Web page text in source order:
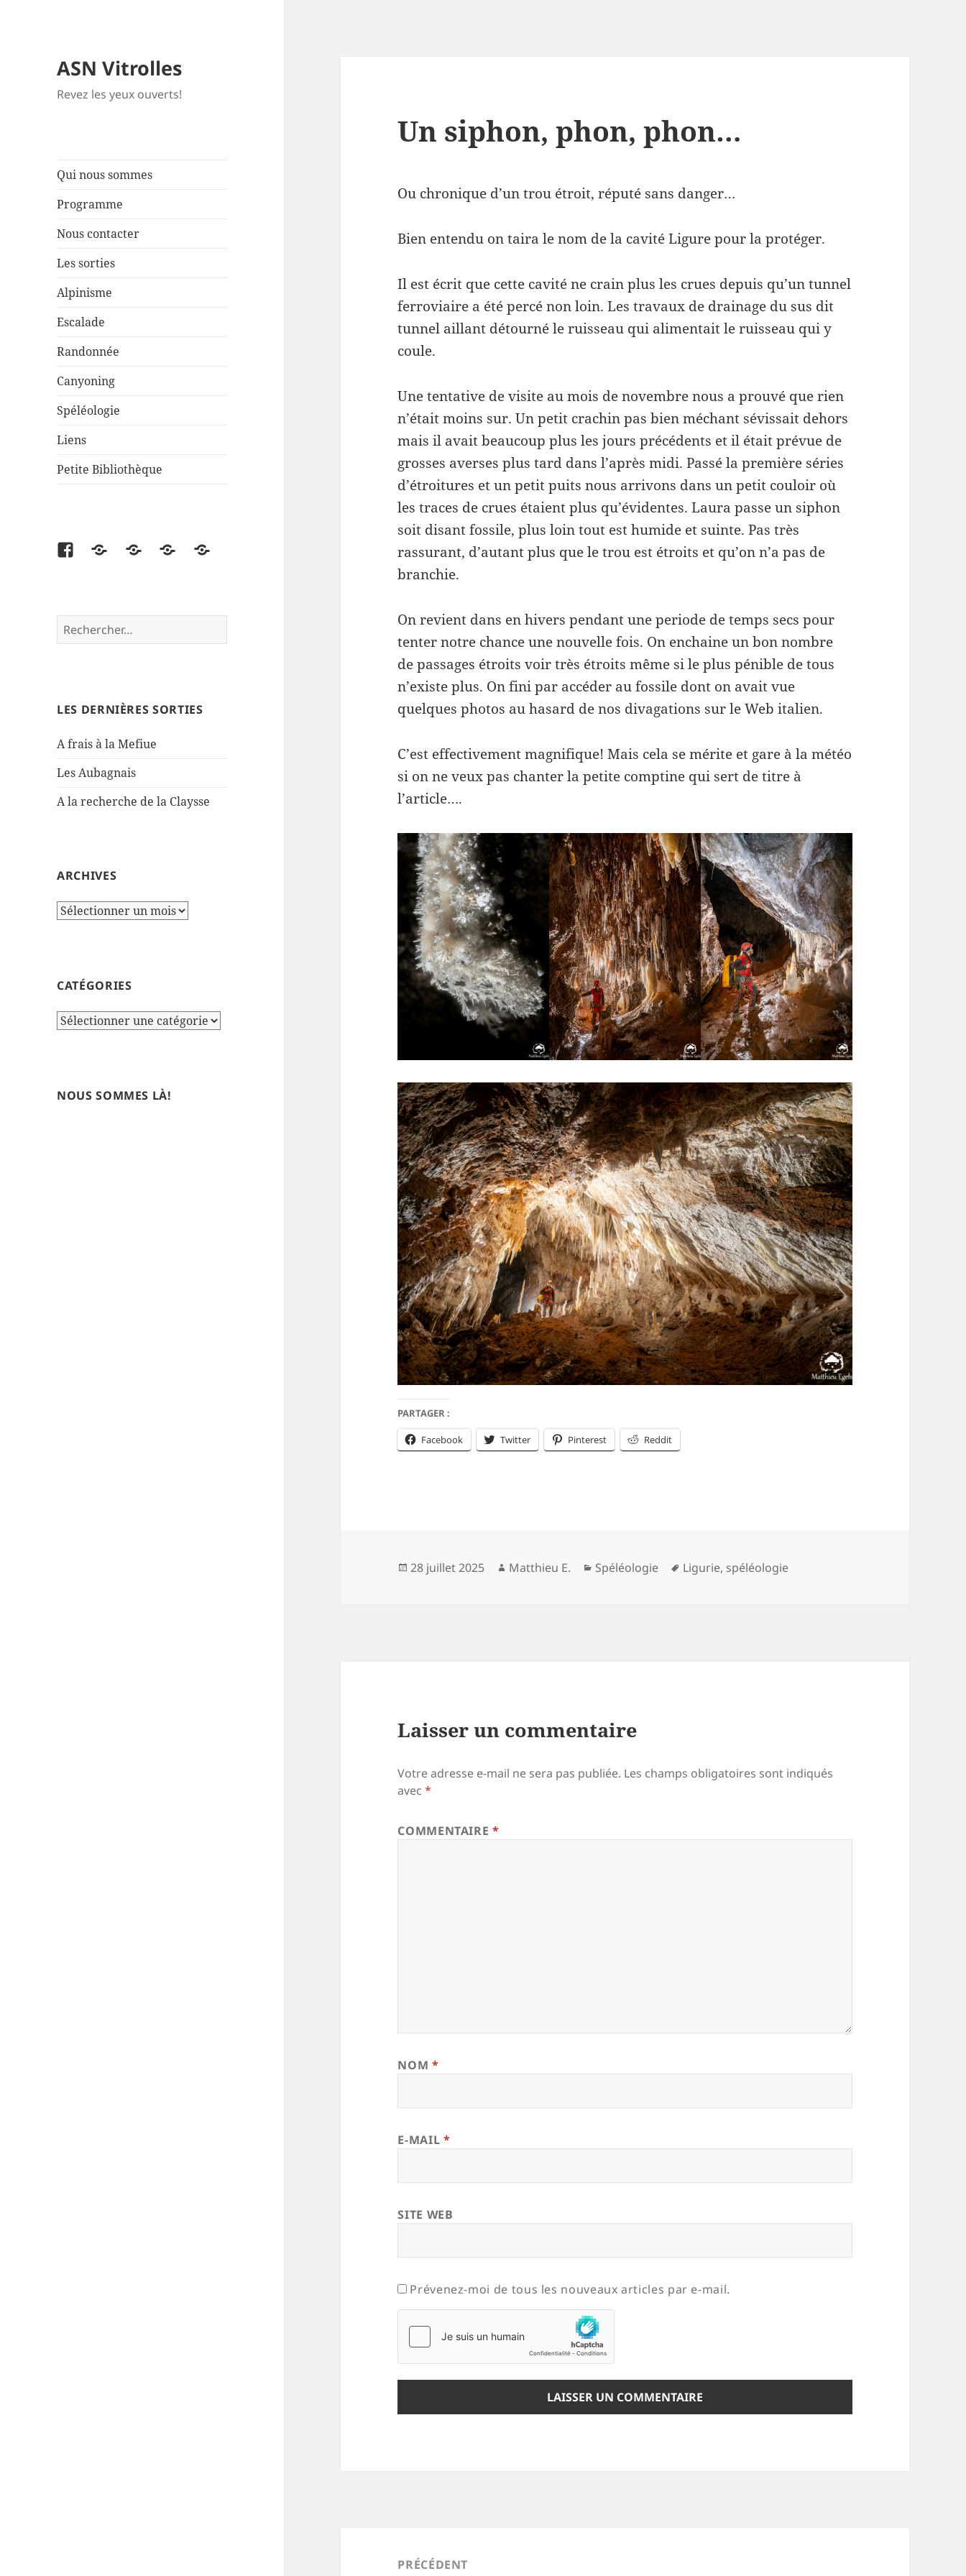
ASN Vitrolles
Revez les yeux ouverts!
Qui nous sommes
Programme
Nous contacter
Les sorties
Alpinisme
Escalade
Randonnée
Canyoning
Spéléologie
Liens
Petite Bibliothèque
FacebookPartenaire
Liens CartesPetite
Rechercher :
LES DERNIÈRES SORTIES
A frais à la Mefiue
Les Aubagnais
A la recherche de la Claysse
ARCHIVES
Archives
CATÉGORIES
Catégories
NOUS SOMMES LÀ!
Un siphon, phon, phon…
Ou chronique d’un trou étroit, réputé sans danger…
Bien entendu on taira le nom de la cavité Ligure pour la protéger.
Il est écrit que cette cavité ne crain plus les crues depuis qu’un tunnel
ferroviaire a été percé non loin. Les travaux de drainage du sus dit
tunnel aillant détourné le ruisseau qui alimentait le ruisseau qui y
coule.
Une tentative de visite au mois de novembre nous a prouvé que rien
n’était moins sur. Un petit crachin pas bien méchant sévissait dehors
mais il avait beaucoup plus les jours précédents et il était prévue de
grosses averses plus tard dans l’après midi. Passé la première séries
d’étroitures et un petit puits nous arrivons dans un petit couloir où
les traces de crues étaient plus qu’évidentes. Laura passe un siphon
soit disant fossile, plus loin tout est humide et suinte. Pas très
rassurant, d’autant plus que le trou est étroits et qu’on n’a pas de
branchie.
On revient dans en hivers pendant une periode de temps secs pour
tenter notre chance une nouvelle fois. On enchaine un bon nombre
de passages étroits voir très étroits même si le plus pénible de tous
n’existe plus. On fini par accéder au fossile dont on avait vue
quelques photos au hasard de nos divagations sur le Web italien.
C’est effectivement magnifique! Mais cela se mérite et gare à la météo
si on ne veux pas chanter la petite comptine qui sert de titre à
l’article….
PARTAGER :
Facebook Twitter Pinterest Reddit
Publié
28 juillet 2025 Auteur
Matthieu E. Catégories
Spéléologie
Mots-
Ligurie, spéléologie
Laisser un commentaire
Votre adresse e-mail ne sera pas publiée. Les champs obligatoires sont indiqués
avec*
COMMENTAIRE*
NOM *
E-MAIL *
SITE WEB
Prévenez-moi de tous les nouveaux articles par e-mail.
PRÉCÉDENT